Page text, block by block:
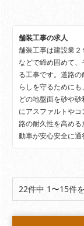
舗装工事の求人
舗装工事は建設業
などで締め固めて
る工事です。道路
らしを守るために
どの地盤面を砂や
にアスファルトや
路の耐久性を高め
動車が安心安全に通
22件中 1〜15件